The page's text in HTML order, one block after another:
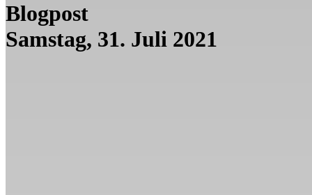
Blogpost
Samstag, 31. Juli 2021